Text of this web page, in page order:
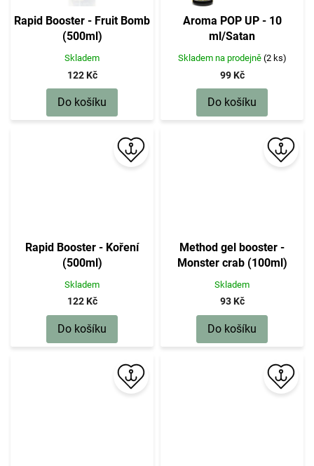
Rapid Booster - Fruit Bomb
(500ml)
Skladem
122 Kč
Do košíku
Aroma POP UP - 10
ml/Satan
Skladem na prodejně (2 ks)
99 Kč
Do košíku
Rapid Booster - Koření
(500ml)
Skladem
122 Kč
Do košíku
Method gel booster -
Monster crab (100ml)
Skladem
93 Kč
Do košíku